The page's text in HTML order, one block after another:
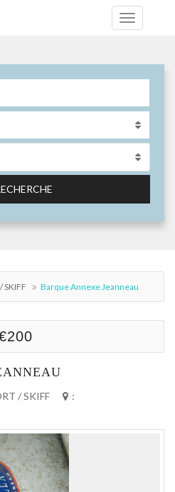
SKIFF Barque Annexe Jeanneau
/ SKIFF
: